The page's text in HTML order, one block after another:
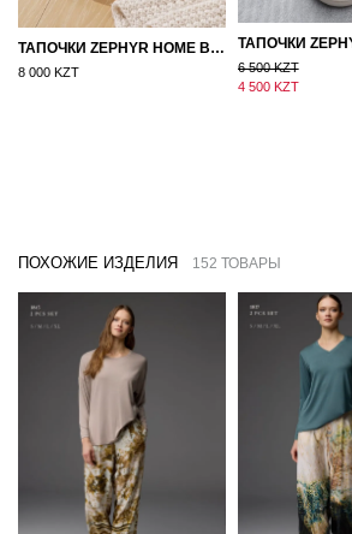
ТАПОЧКИ ZEPHYR HOME ВОЙЛОК ОРАНЖЕВЫЙ
8 000 KZT
6 500 KZT
4 500 KZT
ПОХОЖИЕ ИЗДЕЛИЯ 152 ТОВАРЫ